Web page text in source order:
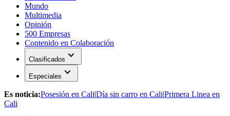
Mundo
Multimedia
Opinión
500 Empresas
Contenido en Colaboración
Clasificados expand_more
Especiales expand_more
Es noticia:Posesión en Cali|Día sin carro en Cali|Primera Linea en
Cali